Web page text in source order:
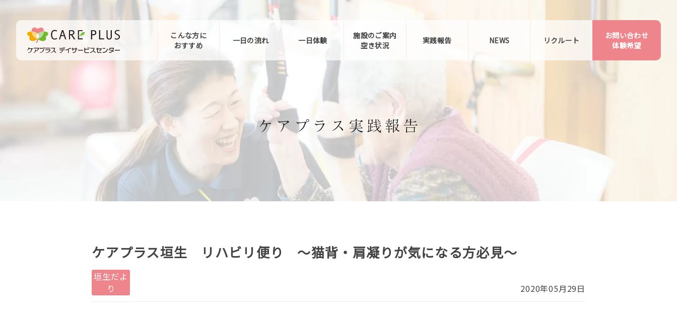
こんな方に
おすすめ
一日の流れ 一日体験
施設のご案内
空き状況
実践報告 NEWS リクルート
お問い合わせ
お問い合わせ
体験希望
ケアプラス垣生 リハビリ便り ～猫背・肩凝りが気になる方必見～
垣生だよ
り
2020年05月29日